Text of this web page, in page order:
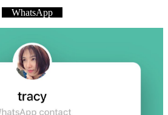
WhatsApp